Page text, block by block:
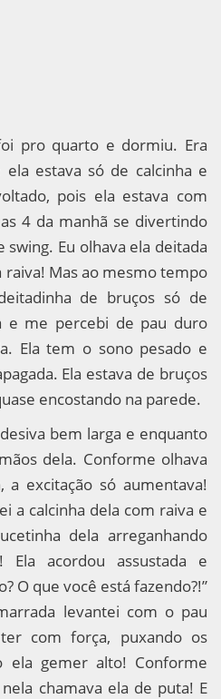
pro quarto e dormiu. Era
estava só de calcinha e
pois ela estava com
4 da manhã se divertindo
Eu olhava ela deitada
Mas ao mesmo tempo
de bruços só de
e me percebi de pau duro
Ela tem o sono pesado e
Ela estava de bruços
encostando na parede.
bem larga e enquanto
dela. Conforme olhava
a excitação só aumentava!
a calcinha dela com raiva e
dela arreganhando
Ela acordou assustada e
O que você está fazendo?!”
levantei com o pau
com força, puxando os
ela gemer alto! Conforme
chamava ela de puta! E